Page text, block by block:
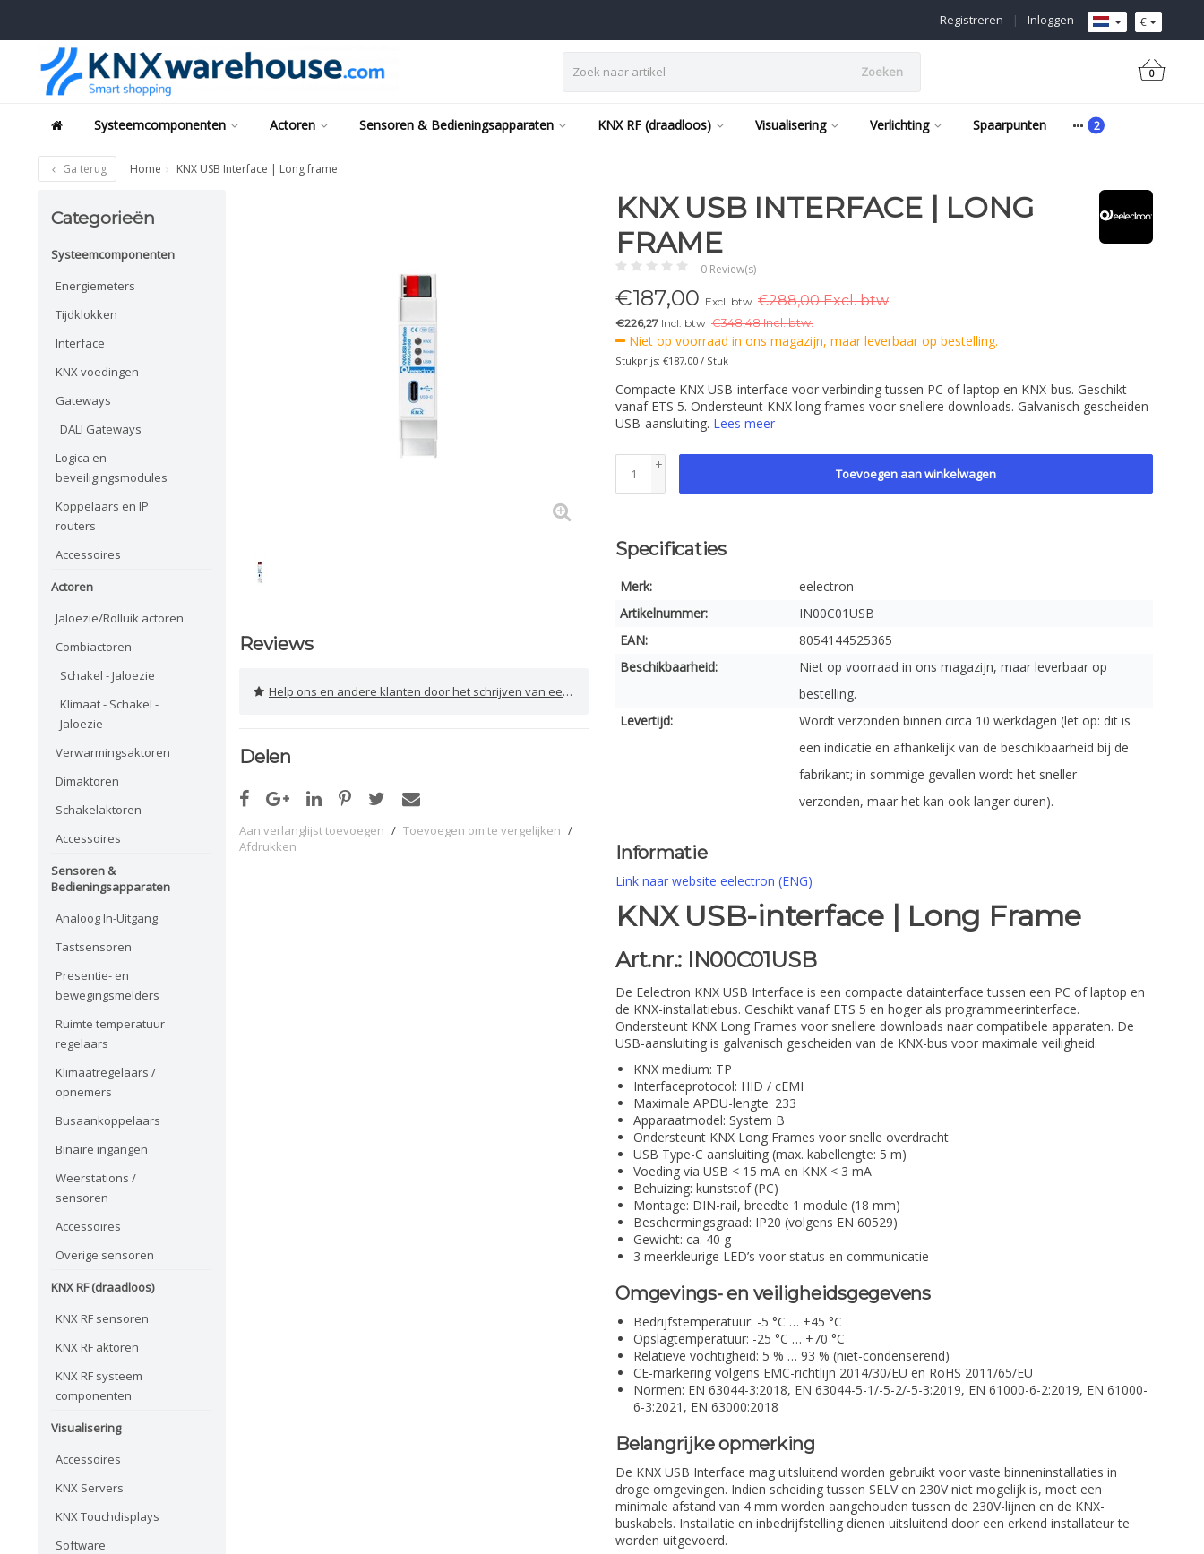
€
Inloggen
|
Registreren
Zoeken 0
Systeemcomponenten Actoren Sensoren & Bedieningsapparaten KNX RF (draadloos) Visualisering Verlichting Spaarpunten
Ga terug Home KNX USB Interface | Long frame
Categorieën
Systeemcomponenten
Energiemeters
Tijdklokken
Interface
KNX voedingen
Gateways
DALI Gateways
Logica en
beveiligingsmodules
Koppelaars en IP
routers
Accessoires
Actoren
Jaloezie/Rolluik actoren
Combiactoren
Schakel - Jaloezie
Klimaat - Schakel -
Jaloezie
Verwarmingsaktoren
Dimaktoren
Schakelaktoren
Accessoires
Sensoren &
Bedieningsapparaten
Analoog In-Uitgang
Tastsensoren
Presentie- en
bewegingsmelders
Ruimte temperatuur
regelaars
Klimaatregelaars /
opnemers
Busaankoppelaars
Binaire ingangen
Weerstations /
sensoren
Accessoires
Overige sensoren
KNX RF (draadloos)
KNX RF sensoren
KNX RF aktoren
KNX RF systeem
componenten
Visualisering
Accessoires
KNX Servers
KNX Touchdisplays
Software
Reviews
Help ons en andere klanten door het schrijven van een review
Delen
Aan verlanglijst toevoegen / Toevoegen om te vergelijken /
Afdrukken
KNX USB INTERFACE | LONG
FRAME
0 Review(s)
€187,00 Excl. btw €288,00 Excl. btw
€226,27 Incl. btw €348,48 Incl. btw.
Niet op voorraad in ons magazijn, maar leverbaar op bestelling.
Stukprijs: €187,00 / Stuk
Compacte KNX USB-interface voor verbinding tussen PC of laptop en KNX-bus. Geschikt
vanaf ETS 5. Ondersteunt KNX long frames voor snellere downloads. Galvanisch gescheiden
USB-aansluiting. Lees meer
+
-
Toevoegen aan winkelwagen
Specificaties
Merk:
eelectron
Artikelnummer:
IN00C01USB
EAN:
8054144525365
Beschikbaarheid:
Niet op voorraad in ons magazijn, maar leverbaar op
bestelling.
Levertijd:
Wordt verzonden binnen circa 10 werkdagen (let op: dit is
een indicatie en afhankelijk van de beschikbaarheid bij de
fabrikant; in sommige gevallen wordt het sneller
verzonden, maar het kan ook langer duren).
Informatie
Link naar website eelectron (ENG)
KNX USB-interface | Long Frame
Art.nr.: IN00C01USB
De Eelectron KNX USB Interface is een compacte datainterface tussen een PC of laptop en
de KNX-installatiebus. Geschikt vanaf ETS 5 en hoger als programmeerinterface.
Ondersteunt KNX Long Frames voor snellere downloads naar compatibele apparaten. De
USB-aansluiting is galvanisch gescheiden van de KNX-bus voor maximale veiligheid.
KNX medium: TP
Interfaceprotocol: HID / cEMI
Maximale APDU-lengte: 233
Apparaatmodel: System B
Ondersteunt KNX Long Frames voor snelle overdracht
USB Type-C aansluiting (max. kabellengte: 5 m)
Voeding via USB < 15 mA en KNX < 3 mA
Behuizing: kunststof (PC)
Montage: DIN-rail, breedte 1 module (18 mm)
Beschermingsgraad: IP20 (volgens EN 60529)
Gewicht: ca. 40 g
3 meerkleurige LED’s voor status en communicatie
Omgevings- en veiligheidsgegevens
Bedrijfstemperatuur: -5 °C … +45 °C
Opslagtemperatuur: -25 °C … +70 °C
Relatieve vochtigheid: 5 % … 93 % (niet-condenserend)
CE-markering volgens EMC-richtlijn 2014/30/EU en RoHS 2011/65/EU
Normen: EN 63044-3:2018, EN 63044-5-1/-5-2/-5-3:2019, EN 61000-6-2:2019, EN 61000-
6-3:2021, EN 63000:2018
Belangrijke opmerking
De KNX USB Interface mag uitsluitend worden gebruikt voor vaste binneninstallaties in
droge omgevingen. Indien scheiding tussen SELV en 230V niet mogelijk is, moet een
minimale afstand van 4 mm worden aangehouden tussen de 230V-lijnen en de KNX-
buskabels. Installatie en inbedrijfstelling dienen uitsluitend door een erkend installateur te
worden uitgevoerd.